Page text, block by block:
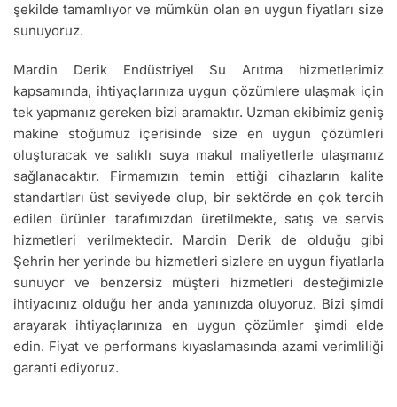
şekilde tamamlıyor ve mümkün olan en uygun fiyatları size
sunuyoruz.
Mardin Derik Endüstriyel Su Arıtma hizmetlerimiz
kapsamında, ihtiyaçlarınıza uygun çözümlere ulaşmak için
tek yapmanız gereken bizi aramaktır. Uzman ekibimiz geniş
makine stoğumuz içerisinde size en uygun çözümleri
oluşturacak ve salıklı suya makul maliyetlerle ulaşmanız
sağlanacaktır. Firmamızın temin ettiği cihazların kalite
standartları üst seviyede olup, bir sektörde en çok tercih
edilen ürünler tarafımızdan üretilmekte, satış ve servis
hizmetleri verilmektedir. Mardin Derik de olduğu gibi
Şehrin her yerinde bu hizmetleri sizlere en uygun fiyatlarla
sunuyor ve benzersiz müşteri hizmetleri desteğimizle
ihtiyacınız olduğu her anda yanınızda oluyoruz. Bizi şimdi
arayarak ihtiyaçlarınıza en uygun çözümler şimdi elde
edin. Fiyat ve performans kıyaslamasında azami verimliliği
garanti ediyoruz.